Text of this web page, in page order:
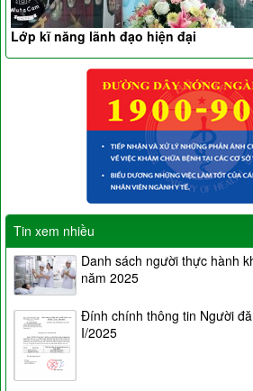
Lớp kĩ năng lãnh đạo hiện đại
Tin xem nhiều
Danh sách người thực hành
năm 2025
Đính chính thông tin Người
I/2025